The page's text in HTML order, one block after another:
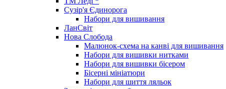
Сузір'я Єдинорога
Набори для вишивання
ЛанСвіт
Нова Слобода
Малюнок-схема на канві для вишивання
Набори для вишивки нитками
Набори для вишивки бісером
Бісерні мініатюри
Набори для шиття ляльок